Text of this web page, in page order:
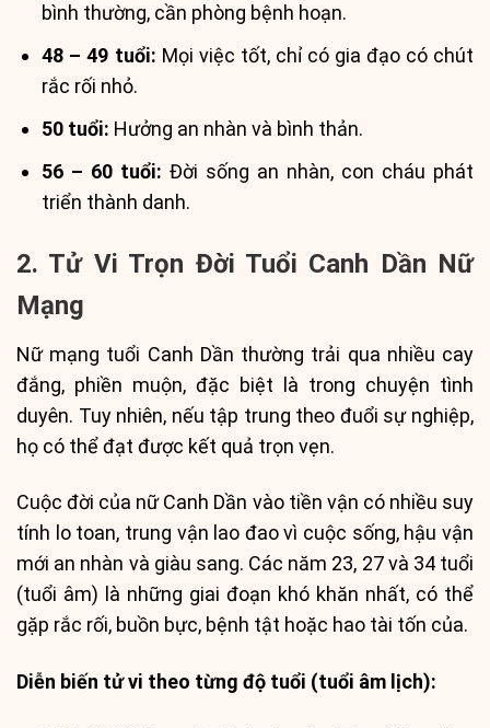
bình thường, cần phòng bệnh hoạn.
48 – 49 tuổi: Mọi việc tốt, chỉ có gia đạo có chút
rắc rối nhỏ.
50 tuổi: Hưởng an nhàn và bình thản.
56 – 60 tuổi: Đời sống an nhàn, con cháu phát
triển thành danh.
2. Tử Vi Trọn Đời Tuổi Canh Dần Nữ
Mạng
Nữ mạng tuổi Canh Dần thường trải qua nhiều cay
đắng, phiền muộn, đặc biệt là trong chuyện tình
duyên. Tuy nhiên, nếu tập trung theo đuổi sự nghiệp,
họ có thể đạt được kết quả trọn vẹn.
Cuộc đời của nữ Canh Dần vào tiền vận có nhiều suy
tính lo toan, trung vận lao đao vì cuộc sống, hậu vận
mới an nhàn và giàu sang. Các năm 23, 27 và 34 tuổi
(tuổi âm) là những giai đoạn khó khăn nhất, có thể
gặp rắc rối, buồn bực, bệnh tật hoặc hao tài tốn của.
Diễn biến tử vi theo từng độ tuổi (tuổi âm lịch):